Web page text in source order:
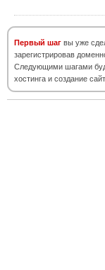
Первый шаг вы уже
зарегистрировав
Следующими шагами
хостинга и создание